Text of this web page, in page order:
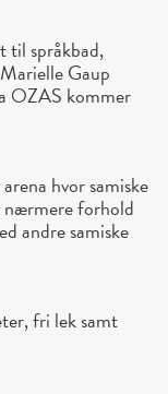
til språkbad,
Gaup
OZAS kommer
hvor samiske
nærmere forhold
andre samiske
fri lek samt